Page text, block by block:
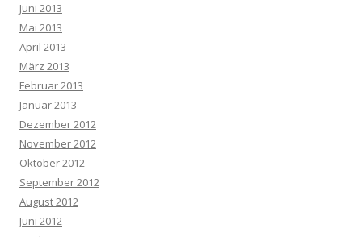
Juni 2013
Mai 2013
April 2013
März 2013
Februar 2013
Januar 2013
Dezember 2012
November 2012
Oktober 2012
September 2012
August 2012
Juni 2012